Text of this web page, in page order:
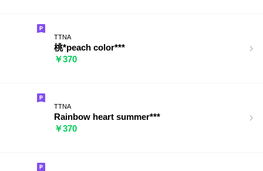
TTNA
桃*peach color***
￥370
TTNA
Rainbow heart summer***
￥370